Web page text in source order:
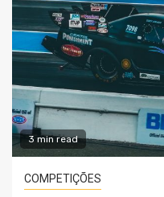
3 min read
COMPETIÇÕES